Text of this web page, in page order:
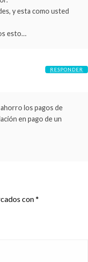
y esta como usted
esto…
los pagos de
en pago de un
RESPONDER
con*